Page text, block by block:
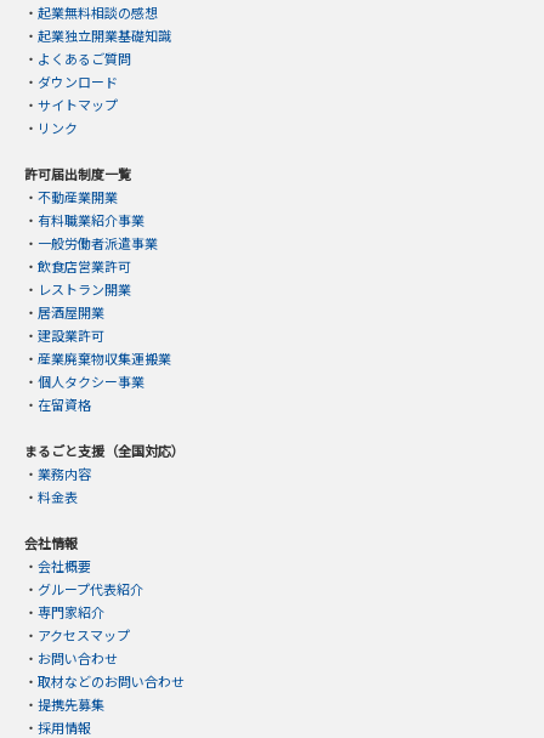
・ 起業無料相談の感想
・ 起業独立開業基礎知識
・ よくあるご質問
・ ダウンロード
・ サイトマップ
・ リンク
許可届出制度一覧
・ 不動産業開業
・ 有料職業紹介事業
・ 一般労働者派遣事業
・ 飲食店営業許可
・ レストラン開業
・ 居酒屋開業
・ 建設業許可
・ 産業廃棄物収集運搬業
・ 個人タクシー事業
・ 在留資格
まるごと支援（全国対応）
・ 業務内容
・ 料金表
会社情報
・ 会社概要
・ グループ代表紹介
・ 専門家紹介
・ アクセスマップ
・ お問い合わせ
・ 取材などのお問い合わせ
・ 提携先募集
・ 採用情報